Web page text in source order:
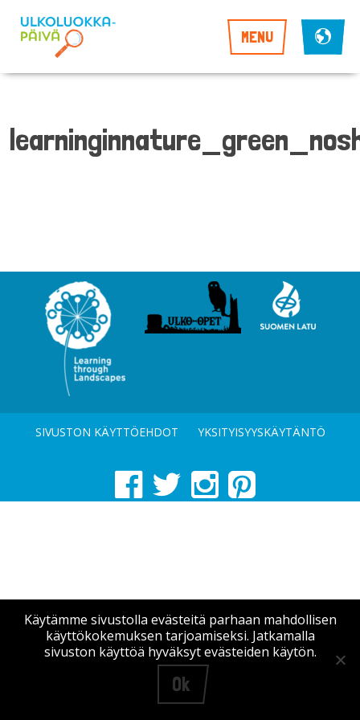
MENU
SIVUSTON KÄYTTÖEHDOT YKSITYISYYSKÄYTÄNTÖ
Käytämme sivustolla evästeitä parhaan mahdollisen
käyttökokemuksen tarjoamiseksi. Jatkamalla
sivuston käyttöä hyväksyt evästeiden käytön.
Ok